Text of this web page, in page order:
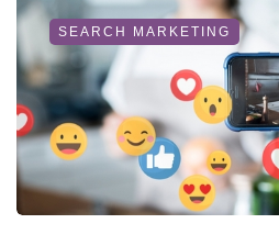
SEARCH MARKETING